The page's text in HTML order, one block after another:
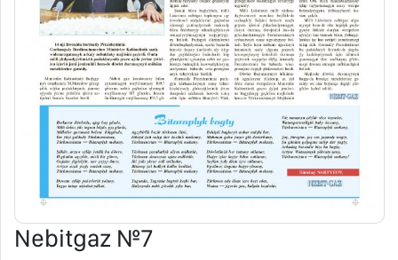
Nebitgaz №7